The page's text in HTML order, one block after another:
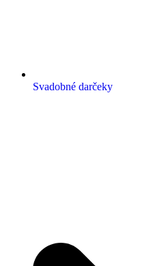
Svadobné darčeky